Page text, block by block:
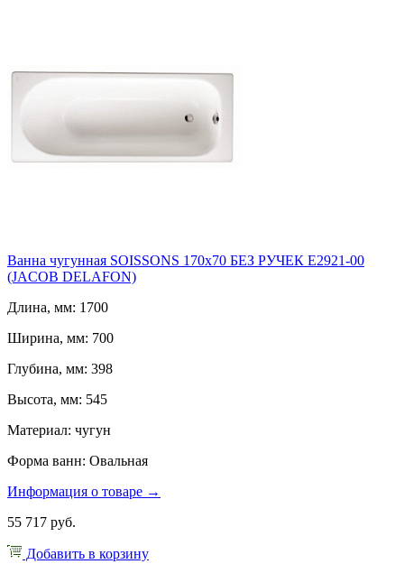
Ванна чугунная SOISSONS 170х70 БЕЗ РУЧЕК E2921-00
(JACOB DELAFON)
Длина, мм: 1700
Ширина, мм: 700
Глубина, мм: 398
Высота, мм: 545
Материал: чугун
Форма ванн: Овальная
Информация о товаре →
55 717 руб.
Добавить в корзину